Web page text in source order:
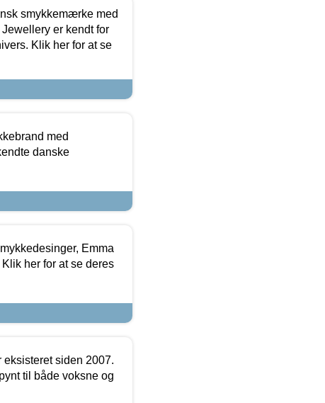
smykkemærke med
er kendt for
Klik her for at se
med
danske
Emma
her for at se deres
siden 2007.
til både voksne og